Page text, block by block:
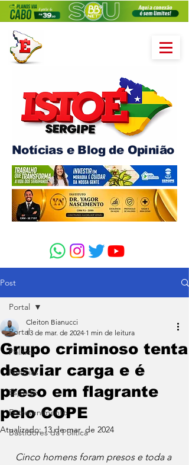
Notícias e Blog de Opinião
Post
Portal
Política
Notícias
Esporte
Entretenimento
Bastidores da Política
Portal
Grupo criminoso tenta
desviar carga e é
preso em flagrante
pelo COPE
Cleiton Bianucci
13 de mar. de 2024 1 min de leitura
Atualizado:13 de mar. de 2024
Cinco homens foram presos e toda a